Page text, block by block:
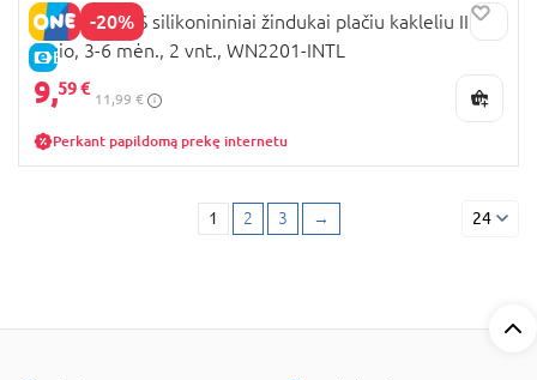
-20%
E-KAINA
DR. BROWNS silikonininiai žindukai plačiu kakleliu II
lygio, 3-6 mėn., 2 vnt., WN2201-INTL
9,59 €
11,99 €
Perkant papildomą prekę internetu
1 2 3 → 24